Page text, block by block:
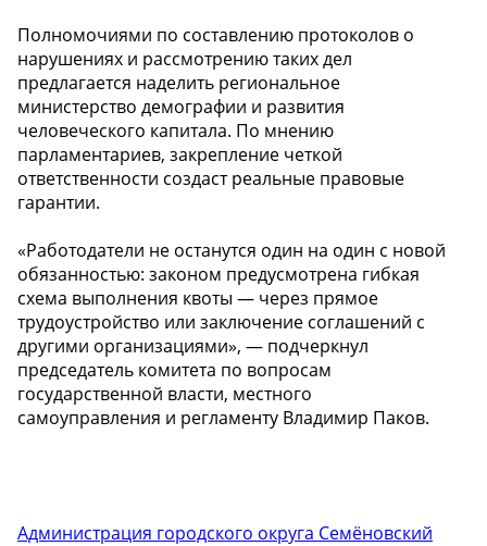
Полномочиями по составлению протоколов о
нарушениях и рассмотрению таких дел
предлагается наделить региональное
министерство демографии и развития
человеческого капитала. По мнению
парламентариев, закрепление четкой
ответственности создаст реальные правовые
гарантии.
«Работодатели не останутся один на один с новой
обязанностью: законом предусмотрена гибкая
схема выполнения квоты — через прямое
трудоустройство или заключение соглашений с
другими организациями», — подчеркнул
председатель комитета по вопросам
государственной власти, местного
самоуправления и регламенту Владимир Паков.
Администрация городского округа Семёновский